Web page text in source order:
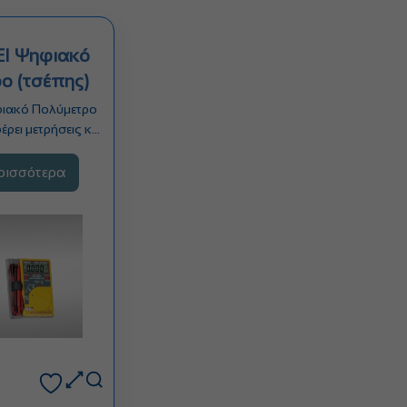
Ψηφιακό
(τσέπης)
Πολύμετρο
μετρήσεις και